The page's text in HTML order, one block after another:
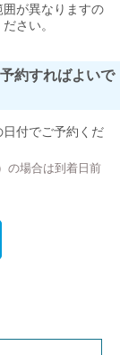
が異なりますの
さい。
約すればよいで
付でご予約くだ
の場合は到着日前